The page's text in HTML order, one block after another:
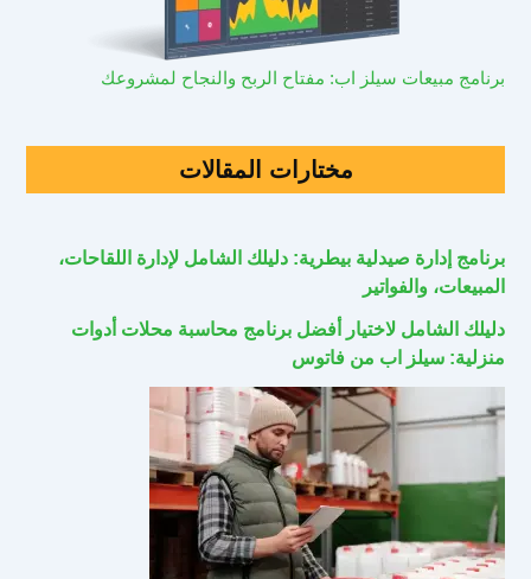
برنامج مبيعات سيلز اب: مفتاح الربح والنجاح لمشروعك
مختارات المقالات
برنامج إدارة صيدلية بيطرية: دليلك الشامل لإدارة اللقاحات،
المبيعات، والفواتير
دليلك الشامل لاختيار أفضل برنامج محاسبة محلات أدوات
منزلية: سيلز اب من فاتوس